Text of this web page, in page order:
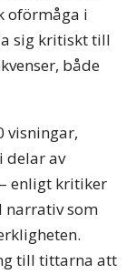
oförmåga i
sig kritiskt till
både
visningar,
delar av
enligt kritiker
narrativ som
till tittarna att